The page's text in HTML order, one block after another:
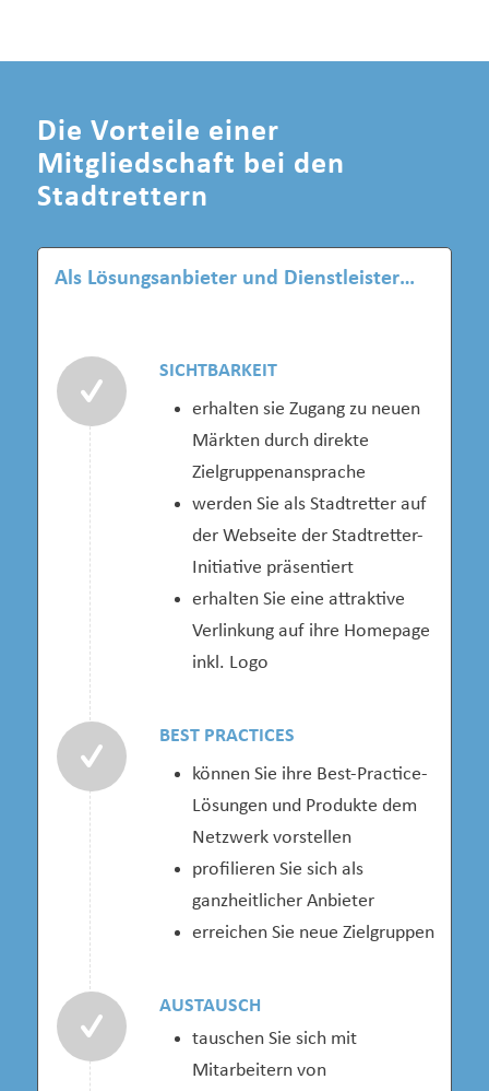
Die Vorteile einer
Mitgliedschaft bei den
Stadtrettern
Als Lösungsanbieter und Dienstleister…
SICHTBARKEIT
erhalten sie Zugang zu neuen
Märkten durch direkte
Zielgruppenansprache
werden Sie als Stadtretter auf
der Webseite der Stadtretter-
Initiative präsentiert
erhalten Sie eine attraktive
Verlinkung auf ihre Homepage
inkl. Logo
BEST PRACTICES
können Sie ihre Best-Practice-
Lösungen und Produkte dem
Netzwerk vorstellen
profilieren Sie sich als
ganzheitlicher Anbieter
erreichen Sie neue Zielgruppen
AUSTAUSCH
tauschen Sie sich mit
Mitarbeitern von